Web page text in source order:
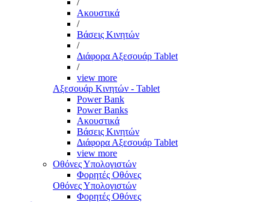
/
Ακουστικά
/
Βάσεις Κινητών
/
Διάφορα Αξεσουάρ Tablet
/
view more
Αξεσουάρ Κινητών - Tablet
Power Bank
Power Banks
Ακουστικά
Βάσεις Κινητών
Διάφορα Αξεσουάρ Tablet
view more
Οθόνες Υπολογιστών
Φορητές Οθόνες
Οθόνες Υπολογιστών
Φορητές Οθόνες